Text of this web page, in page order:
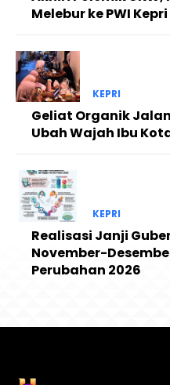
Melebur ke PWI
KEPRI
Geliat Organik
Ubah Wajah Ibu
KEPRI
Realisasi Janji
November-
Perubahan 2026